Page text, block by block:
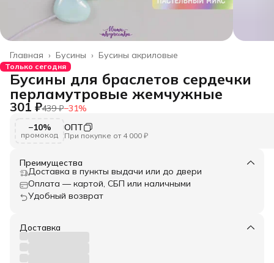
Бусины акриловые
Бусины ›
Главная ›
Только сегодня
Бусины для браслетов сердечки
перламутровые жемчужные
301 ₽439 ₽−31%
−10%
промокод
ОПТ
При покупке от 4 000 ₽
Преимущества
Доставка в пункты выдачи или до двери
Оплата — картой, СБП или наличными
Удобный возврат
Доставка